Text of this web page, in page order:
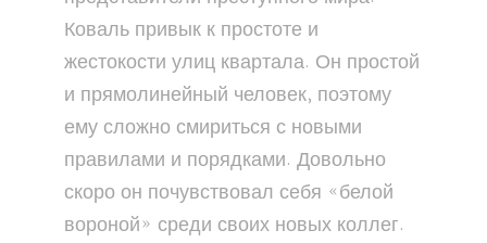
Коваль привык к простоте и
жестокости улиц квартала. Он простой
и прямолинейный человек, поэтому
ему сложно смириться с новыми
правилами и порядками. Довольно
скоро он почувствовал себя «белой
вороной» среди своих новых коллег.